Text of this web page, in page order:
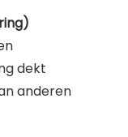
dekt
anderen